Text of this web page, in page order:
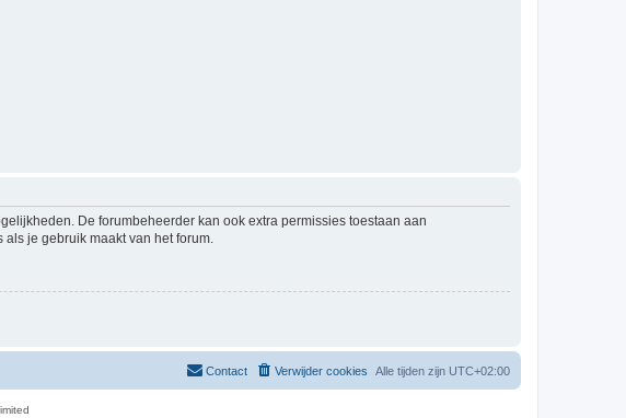
De forumbeheerder kan ook extra permissies toestaan aan
je gebruik maakt van het forum.
Alle tijden zijn UTC+02:00
Verwijder cookies
Contact